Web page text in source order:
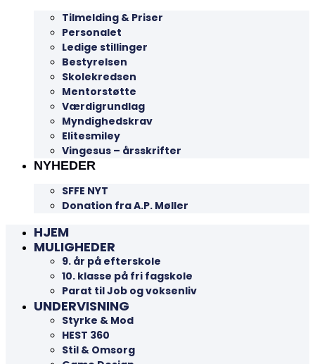
Tilmelding & Priser
Personalet
Ledige stillinger
Bestyrelsen
Skolekredsen
Mentorstøtte
Værdigrundlag
Myndighedskrav
Elitesmiley
Vingesus – årsskrifter
NYHEDER
SFFE NYT
Donation fra A.P. Møller
HJEM
MULIGHEDER
9. år på efterskole
10. klasse på fri fagskole
Parat til Job og voksenliv
UNDERVISNING
Styrke & Mod
HEST 360
Stil & Omsorg